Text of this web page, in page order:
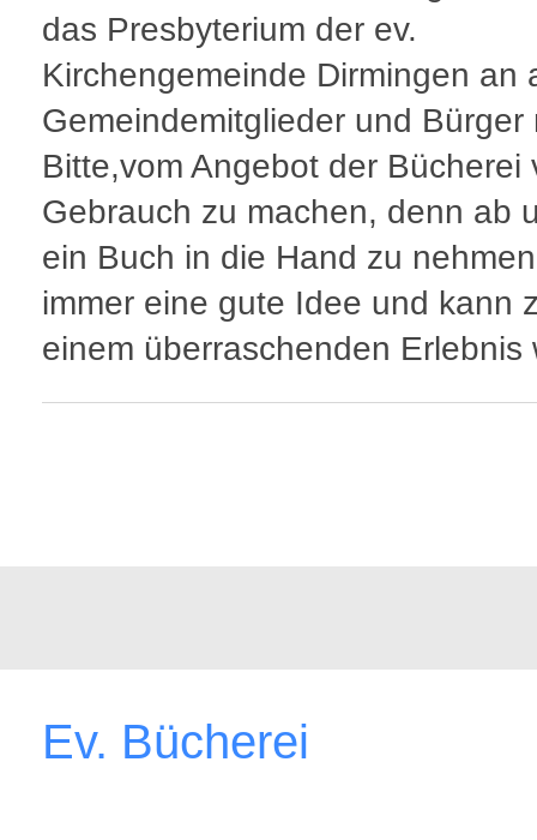
das Presbyterium der ev.
Kirchengemeinde Dirmingen an
Gemeindemitglieder und Bürger
Bitte,vom Angebot der Bücherei
Gebrauch zu machen, denn ab
ein Buch in die Hand zu
immer eine gute Idee und kann
einem überraschenden Erlebnis
Ev. Bücherei